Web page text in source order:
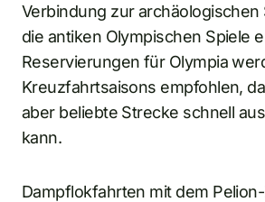
Verbindung zur archäologischen
die antiken Olympischen Spiele
Reservierungen für Olympia
Kreuzfahrtsaisons empfohlen,
aber beliebte Strecke schnell
kann.
Dampflokfahrten mit dem